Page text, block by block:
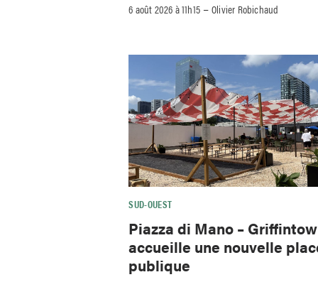
6 août 2026 à 11h15 –Olivier Robichaud
SUD-OUEST
Piazza di Mano –
accueille une nouvelle
publique